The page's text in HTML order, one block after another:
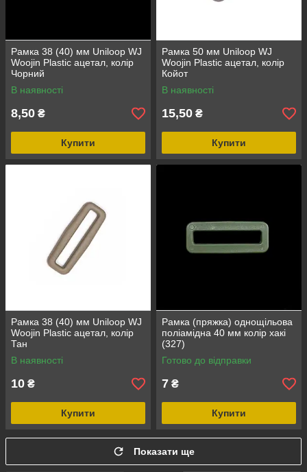
Рамка 38 (40) мм Uniloop WJ
Woojin Plastic ацетал, колір
Чорний
В наявності
8,50 ₴
Купити
Рамка 50 мм Uniloop WJ
Woojin Plastic ацетал, колір
Койот
В наявності
15,50 ₴
Купити
Рамка 38 (40) мм Uniloop WJ
Woojin Plastic ацетал, колір
Тан
В наявності
10 ₴
Купити
Рамка (пряжка) однощільова
поліамідна 40 мм колір хакі
(327)
Готово до відправки
7 ₴
Купити
Показати ще